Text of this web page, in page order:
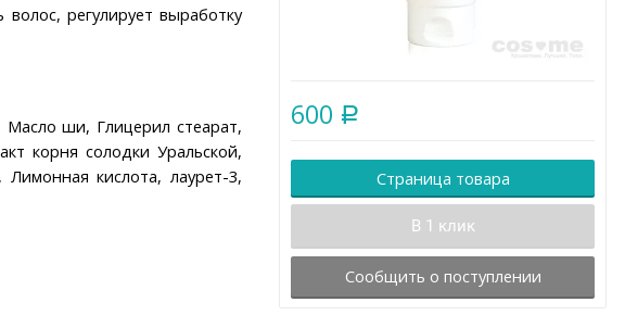
регулирует выработку
ши, Глицерил стеарат,
корня солодки Уральской,
кислота, лаурет-3,
600 Р
Страница товара
В 1 клик
Сообщить о поступлении